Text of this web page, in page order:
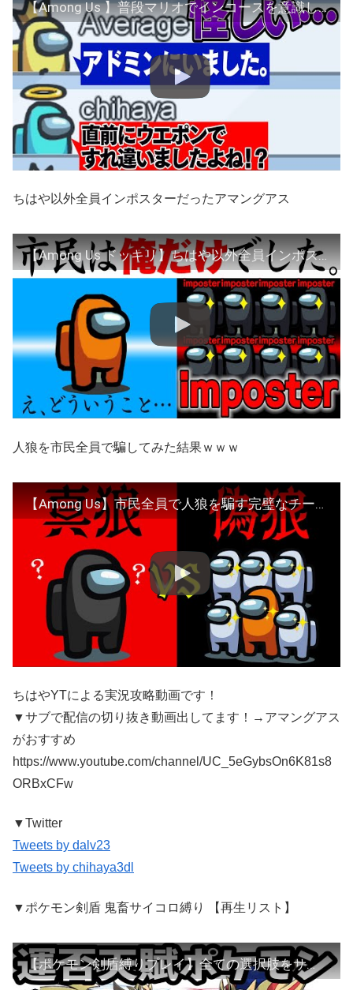
【Among Us 】普段マリオでインコースを意識してたおかげで生き残れた試合ｗｗ ちはや アマングアス アモアス アマアス
ちはや以外全員インポスターだったアマングアス
【Among Us ドッキリ】ちはや以外全員インポスターでしたｗ アマングアス アモアス アマアス
人狼を市民全員で騙してみた結果ｗｗｗ
【Among Us】市民全員で人狼を騙す完璧なチームワーク！【ドッキリ×】ちはや アマングアス アモアス アマアス
ちはやYTによる実況攻略動画です！
▼サブで配信の切り抜き動画出してます！→アマングアス
がおすすめ
https://www.youtube.com/channel/UC_5eGybsOn6K81s8
ORBxCFw
▼Twitter
Tweets by dalv23
Tweets by chihaya3dl
▼ポケモン剣盾 鬼畜サイコロ縛り 【再生リスト】
【ポケモン剣盾縛りプレイ】全ての選択肢をサイコロに任せたらクリアできるのか？ Part1